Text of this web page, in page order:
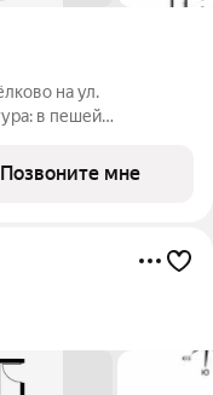
на ул.
в пешей
расположены
и
Позвоните мне